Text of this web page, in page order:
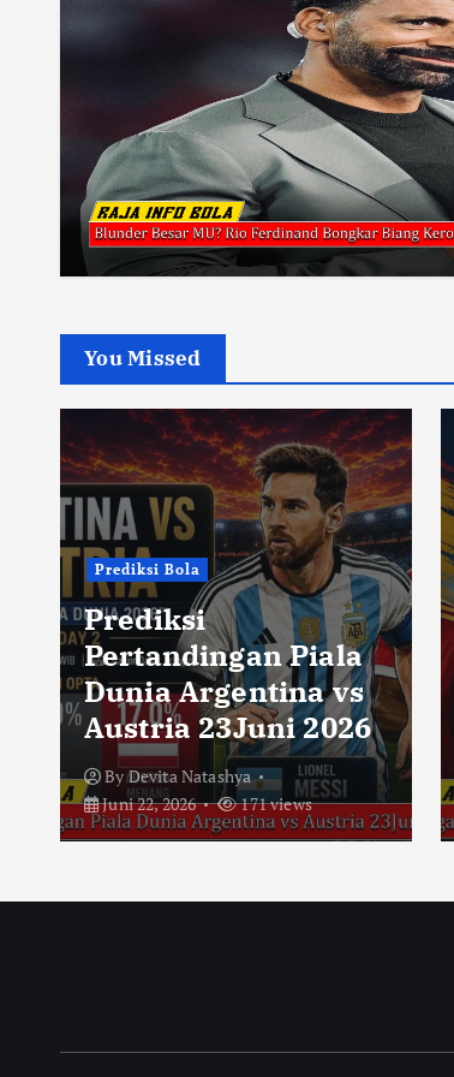
You Missed
Prediksi Bola
Prediksi
Pertandingan Piala
Dunia Argentina vs
Austria 23Juni 2026
ByDevita Natashya
Juni 22, 2026
171 views